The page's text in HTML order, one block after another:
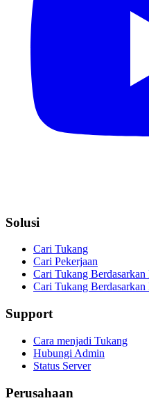
Solusi
Cari Tukang
Cari Pekerjaan
Cari Tukang Berdasarkan
Cari Tukang Berdasarkan
Support
Cara menjadi Tukang
Hubungi Admin
Status Server
Perusahaan